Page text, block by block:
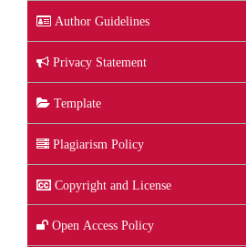
Author Guidelines
Privacy Statement
Template
Plagiarism Policy
Copyright and License
Open Access Policy